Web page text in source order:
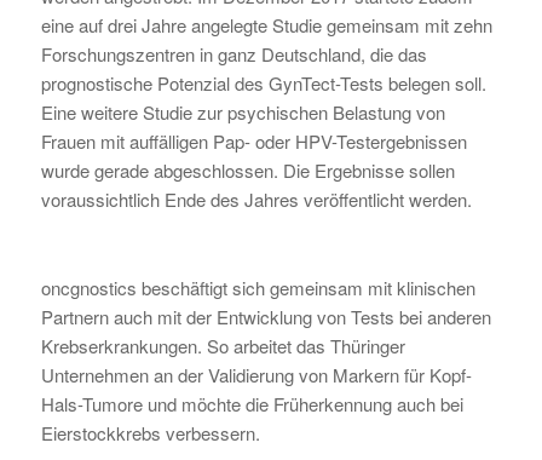
eine auf drei Jahre angelegte Studie gemeinsam mit zehn
Forschungszentren in ganz Deutschland, die das
prognostische Potenzial des GynTect-Tests belegen soll.
Eine weitere Studie zur psychischen Belastung von
Frauen mit auffälligen Pap- oder HPV-Testergebnissen
wurde gerade abgeschlossen. Die Ergebnisse sollen
voraussichtlich Ende des Jahres veröffentlicht werden.
oncgnostics beschäftigt sich gemeinsam mit klinischen
Partnern auch mit der Entwicklung von Tests bei anderen
Krebserkrankungen. So arbeitet das Thüringer
Unternehmen an der Validierung von Markern für Kopf-
Hals-Tumore und möchte die Früherkennung auch bei
Eierstockkrebs verbessern.